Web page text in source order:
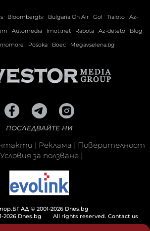
Bloombergtv Bulgaria On Air Gol Tialoto
Az-
Automedia Imoti.net Rabota Az-deteto
Blog
Posoka Boec Megavselena.bg
ПОСЛЕДВАЙТЕ НИ
| Реклама | Поверителност
Условия за ползване|
АД © 2001-2026 Dnes.bg
2026 Dnes.bg
All rights reserved. Contact us